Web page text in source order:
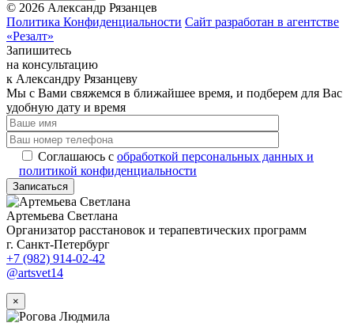
© 2026 Александр Рязанцев
Политика Конфиденциальности Сайт разработан в агентстве
«Резалт»
Запишитесь
на консультацию
к Александру Рязанцеву
Мы с Вами свяжемся в ближайшее время, и подберем для Вас
удобную дату и время
Соглашаюсь с обработкой персональных данных и
политикой конфиденциальности
Записаться
Артемьева Светлана
Организатор расстановок и терапевтических программ
г. Санкт-Петербург
+7 (982) 914-02-42
@artsvet14
×